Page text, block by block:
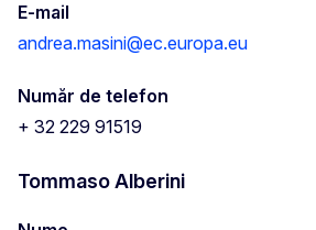
E-mail
andrea.masini@ec.europa.eu
Număr de telefon
+ 32 229 91519
Tommaso Alberini